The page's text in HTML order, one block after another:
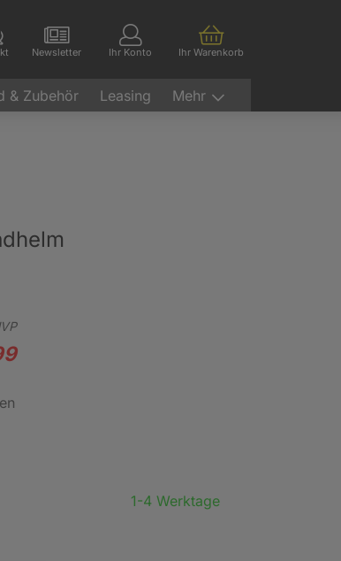
Newsletter Ihr Konto Ihr Warenkorb
& Zubehör Leasing Mehr
1-4 Werktage